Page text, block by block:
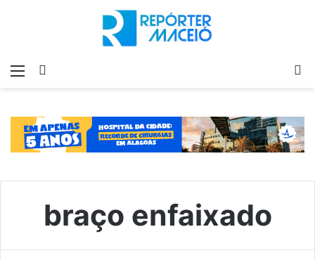
Menu
braço enfaixado